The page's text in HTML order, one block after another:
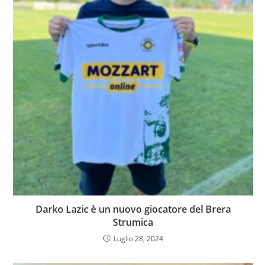
Darko Lazic è un nuovo giocatore del Brera
Strumica
Luglio 28, 2024